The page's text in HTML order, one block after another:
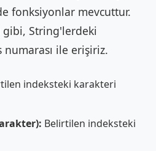
fonksiyonlar mevcuttur.
gibi, String'lerdeki
ile erişiriz.
indeksteki karakteri
Belirtilen indeksteki